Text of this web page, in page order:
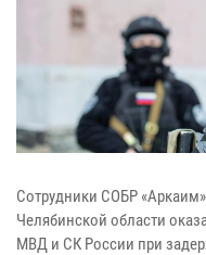
Сотрудники СОБР
Челябинской области
МВД и СК России при